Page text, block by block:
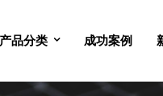
产品分类 成功案例